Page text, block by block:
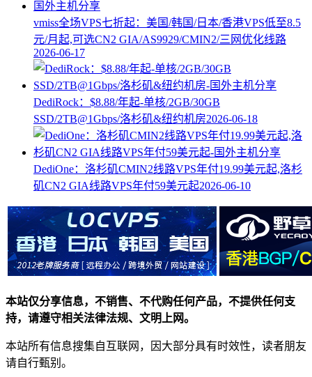
vmiss全场VPS七折起：美国/韩国/日本/香港VPS低至8.5
元/月起,可选CN2 GIA/AS9929/CMIN2/三网优化线路
2026-06-17
DediRock：$8.88/年起-单核/2GB/30GB
SSD/2TB@1Gbps/洛杉矶&纽约机房2026-06-18
DediOne：洛杉矶CMIN2线路VPS年付19.99美元起,洛杉
矶CN2 GIA线路VPS年付59美元起2026-06-10
本站仅分享信息，不销售、不代购任何产品，不提供任何支
持，请遵守相关法律法规、文明上网。
本站所有信息搜集自互联网，因大部分具有时效性，读者朋友
请自行甄别。